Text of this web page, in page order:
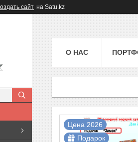
сайт на Satu.kz
О НАС
Подарок
Цена 2026